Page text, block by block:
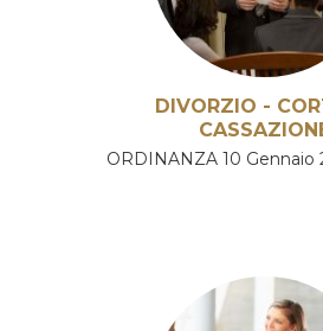
DIVORZIO -
ORDINANZA 10 Gennaio